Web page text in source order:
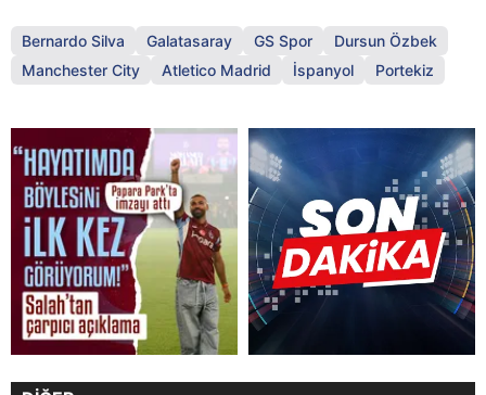
Bernardo Silva Galatasaray GS Spor
Dursun Özbek
Manchester City
Atletico Madrid İspanyol Portekiz